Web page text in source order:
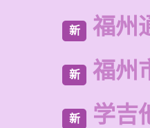
新 福州
新 福州
新 学吉